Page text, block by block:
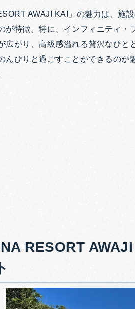
AWAJI KAI」の魅力は、施
が特徴。特に、インフィニティ
広がり、高級感溢れる贅沢なひ
んびりと過ごすことができるの
RESORT